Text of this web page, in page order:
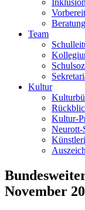
Inklusion
Team
Kultur
Kultur-
Neurott-
November